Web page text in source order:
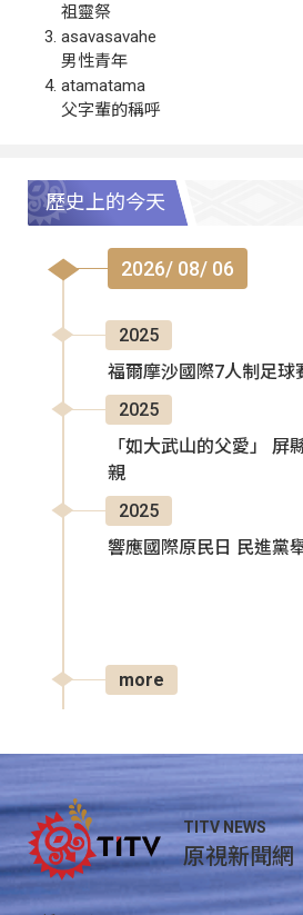
祖靈祭
asavasavahe
男性青年
atamatama
父字輩的稱呼
歷史上的今天
2026/ 08/ 06
2025
福爾摩沙國際7人制足球
2025
「如大武山的父愛」 屏
親
2025
響應國際原民日 民進黨
more
TITV NEWS
原視新聞網